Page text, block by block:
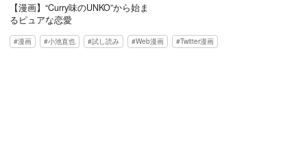
【漫画】“Curry味のUNKO”から始ま
るピュアな恋愛
漫画 小池直也 試し読み Web漫画 Twitter漫画